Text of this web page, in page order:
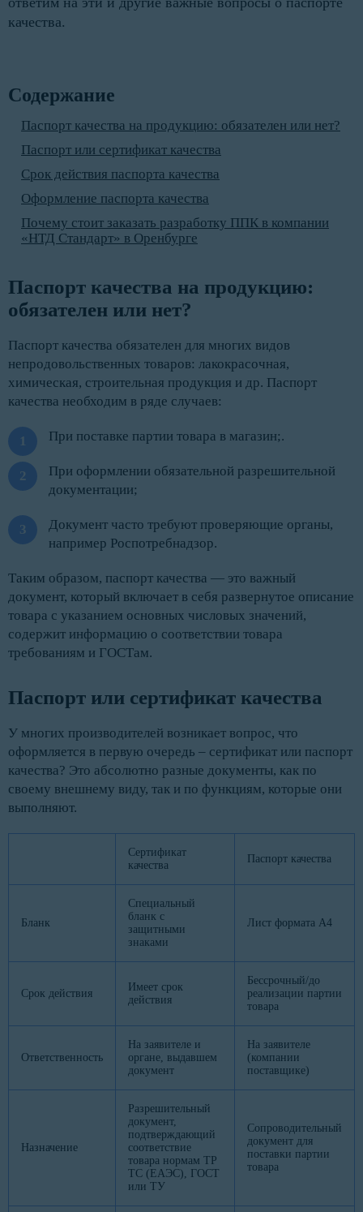
качества.
Содержание
Паспорт качества на продукцию: обязателен или нет?
Паспорт или сертификат качества
Срок действия паспорта качества
Оформление паспорта качества
Почему стоит заказать разработку ППК в компании
«НТД Стандарт» в Оренбурге
Паспорт качества на продукцию:
обязателен или нет?
Паспорт качества обязателен для многих видов
непродовольственных товаров: лакокрасочная,
химическая, строительная продукция и др. Паспорт
качества необходим в ряде случаев:
При поставке партии товара в магазин;.
При оформлении обязательной разрешительной
документации;
Документ часто требуют проверяющие органы,
например Роспотребнадзор.
Таким образом, паспорт качества — это важный
документ, который включает в себя развернутое описание
товара с указанием основных числовых значений,
содержит информацию о соответствии товара
требованиям и ГОСТам.
Паспорт или сертификат качества
У многих производителей возникает вопрос, что
оформляется в первую очередь – сертификат или паспорт
качества? Это абсолютно разные документы, как по
своему внешнему виду, так и по функциям, которые они
выполняют.
Сертификат
качества
Паспорт качества
Бланк
Специальный
бланк с
защитными
знаками
Лист формата А4
Срок действия
Имеет срок
действия
Бессрочный/до
реализации партии
товара
Ответственность
На заявителе и
органе, выдавшем
документ
На заявителе
(компании
поставщике)
Назначение
Разрешительный
документ,
подтверждающий
соответствие
товара нормам ТР
ТС (ЕАЭС), ГОСТ
или ТУ
Сопроводительный
документ для
поставки партии
товара